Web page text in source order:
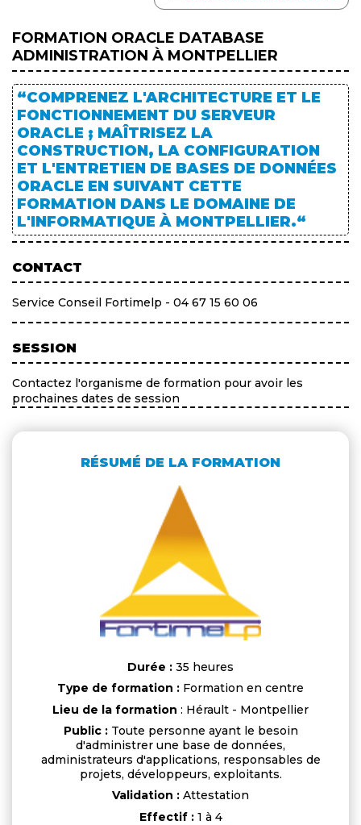
FORMATION ORACLE DATABASE
ADMINISTRATION À MONTPELLIER
“COMPRENEZ L'ARCHITECTURE ET LE
FONCTIONNEMENT DU SERVEUR
ORACLE ; MAÎTRISEZ LA
CONSTRUCTION, LA CONFIGURATION
ET L'ENTRETIEN DE BASES DE DONNÉES
ORACLE EN SUIVANT CETTE
FORMATION DANS LE DOMAINE DE
L'INFORMATIQUE À MONTPELLIER.“
CONTACT
Service Conseil Fortimelp - 04 67 15 60 06
SESSION
Contactez l'organisme de formation pour avoir les
prochaines dates de session
RÉSUMÉ DE LA FORMATION
Durée : 35 heures
Type de formation : Formation en centre
Lieu de la formation : Hérault - Montpellier
Public :Toute personne ayant le besoin
d'administrer une base de données,
administrateurs d'applications, responsables de
projets, développeurs, exploitants.
Validation : Attestation
Effectif :1 à 4